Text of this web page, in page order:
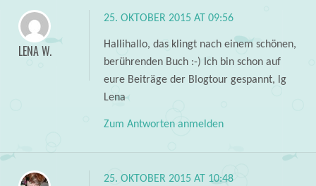
LENA W.
25. OKTOBER 2015 AT 09:56
Hallihallo, das klingt nach einem schönen,
berührenden Buch :-) Ich bin schon auf
eure Beiträge der Blogtour gespannt, lg
Lena
Zum Antworten anmelden
25. OKTOBER 2015 AT 10:48